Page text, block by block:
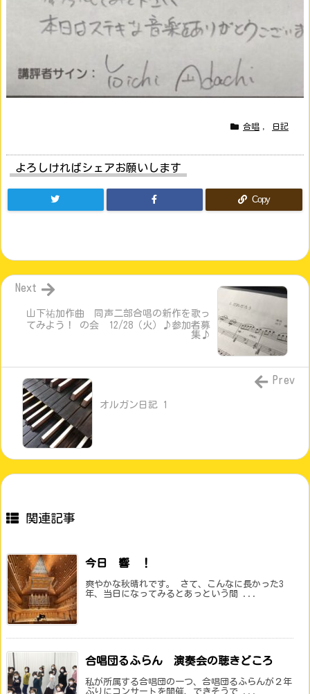
合唱 日記
よろしければシェアお願いします
Copy
山下祐加作曲 同声二部合唱の新作を歌っ
てみよう！ の会 12/28（火）♪参加者募
集♪
Next
オルガン日記 1
Prev
関連記事
今日 響 ！
爽やかな秋晴れです。 さて、こんなに長かった3
年、当日になってみるとあっという間 ...
合唱団るふらん 演奏会の聴きどころ
私が所属する合唱団の一つ、合唱団るふらんが２年
ぶりにコンサートを開催、できそうで ...